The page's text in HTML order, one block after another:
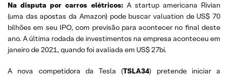
Na disputa por carros elétricos: A startup americana Rivian
(uma das apostas da Amazon) pode buscar valuation de US$ 70
bilhões em seu IPO, com previsão para acontecer no final deste
ano. A última rodada de investimentos na empresa aconteceu em
janeiro de 2021, quando foi avaliada em US$ 27bi.
A nova competidora da Tesla (TSLA34) pretende iniciar a